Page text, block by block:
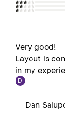
Very good!
Layout is
in my
D
Dan